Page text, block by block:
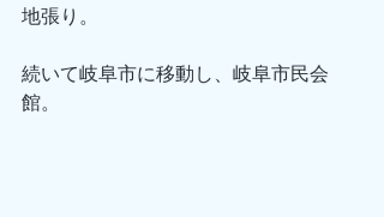
地張り。
続いて岐阜市に移動し、岐阜市民会
館。